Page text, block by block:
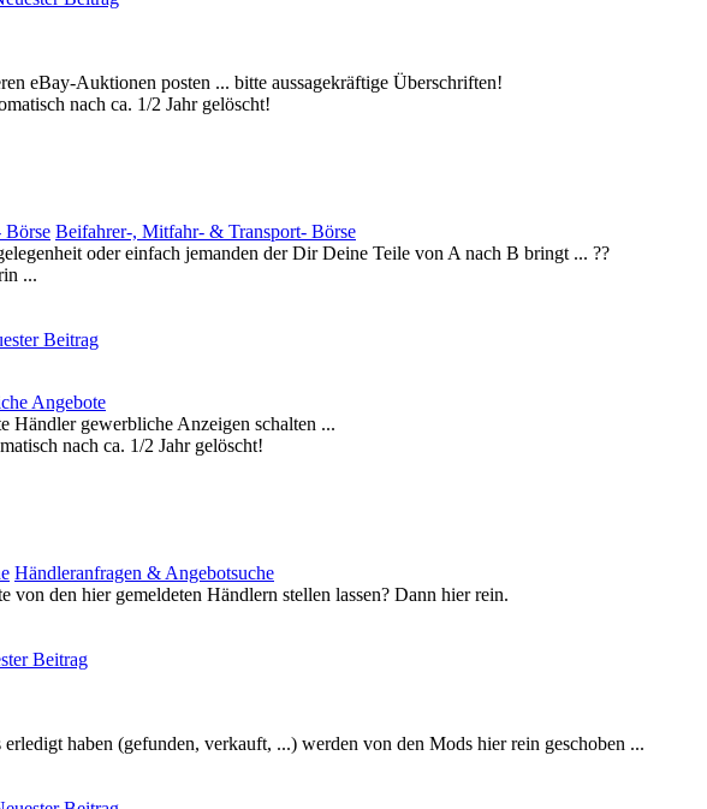
eBay-Auktionen posten ... bitte aussagekräftige Überschriften!
nach ca. 1/2 Jahr gelöscht!
Börse Beifahrer-, Mitfahr- & Transport- Börse
oder einfach jemanden der Dir Deine Teile von A nach B bringt ... ??
...
Angebote
Händler gewerbliche Anzeigen schalten ...
nach ca. 1/2 Jahr gelöscht!
Händleranfragen & Angebotsuche
den hier gemeldeten Händlern stellen lassen? Dann hier rein.
haben (gefunden, verkauft, ...) werden von den Mods hier rein geschoben ...